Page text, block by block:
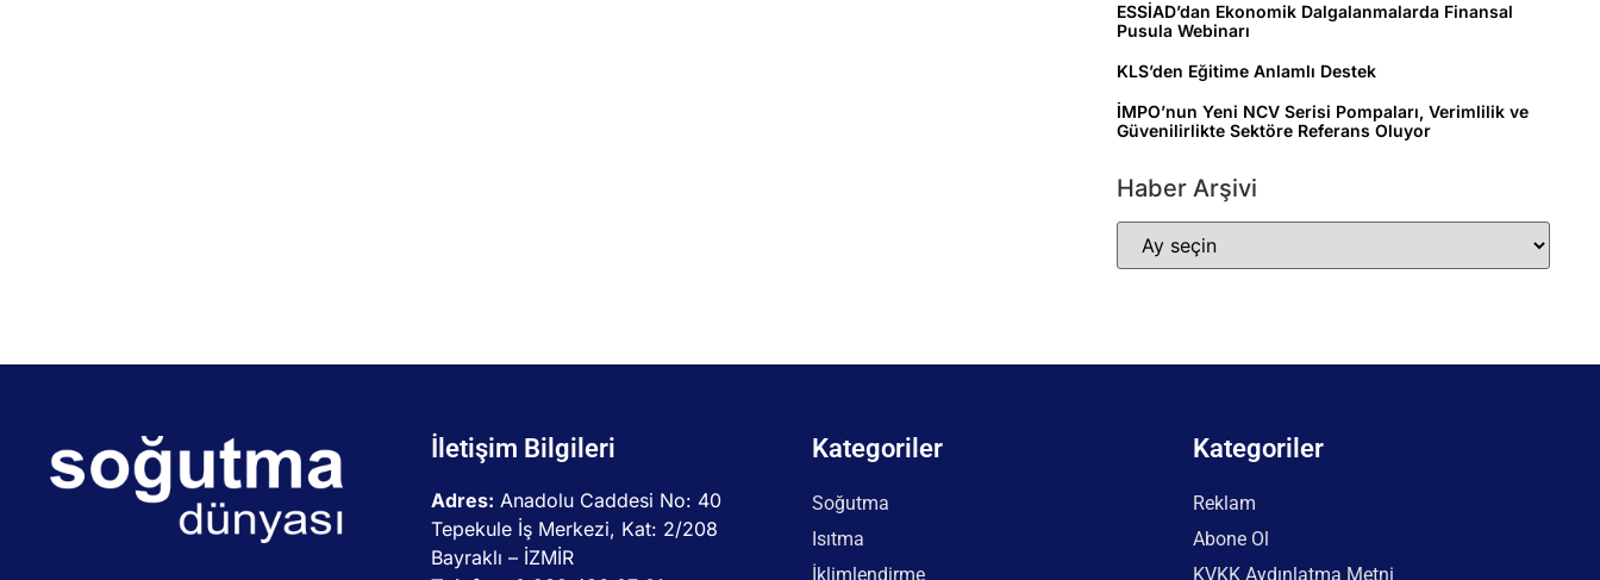
ESSİAD’dan Ekonomik Dalgalanmalarda Finansal
Pusula Webinarı
KLS’den Eğitime Anlamlı Destek
İMPO’nun Yeni NCV Serisi Pompaları, Verimlilik ve
Güvenilirlikte Sektöre Referans Oluyor
Haber Arşivi
İletişim Bilgileri
Adres: Anadolu Caddesi No: 40
Tepekule İş Merkezi, Kat: 2/208
Bayraklı – İZMİR
Kategoriler
Soğutma
Isıtma
İklimlendirme
Kategoriler
Reklam
Abone Ol
KVKK Aydınlatma Metni